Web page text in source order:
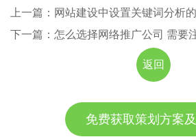
上一篇：网站建设中设置关键词分析
下一篇：怎么选择网络推广公司 需要
返回
免费获取策划方案